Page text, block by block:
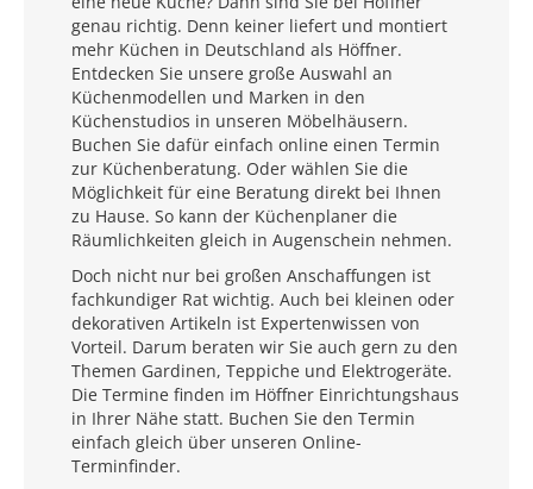
genau richtig. Denn keiner liefert und montiert
mehr Küchen in Deutschland als Höffner.
Entdecken Sie unsere große Auswahl an
Küchenmodellen und Marken in den
Küchenstudios in unseren Möbelhäusern.
Buchen Sie dafür einfach online einen Termin
zur Küchenberatung. Oder wählen Sie die
Möglichkeit für eine Beratung direkt bei Ihnen
zu Hause. So kann der Küchenplaner die
Räumlichkeiten gleich in Augenschein nehmen.
Doch nicht nur bei großen Anschaffungen ist
fachkundiger Rat wichtig. Auch bei kleinen oder
dekorativen Artikeln ist Expertenwissen von
Vorteil. Darum beraten wir Sie auch gern zu den
Themen Gardinen, Teppiche und Elektrogeräte.
Die Termine finden im Höffner Einrichtungshaus
in Ihrer Nähe statt. Buchen Sie den Termin
einfach gleich über unseren Online-
Terminfinder.